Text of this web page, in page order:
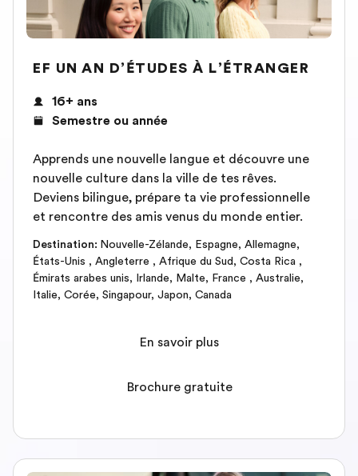
EF UN AN D’ÉTUDES À L’ÉTRANGER
16+ ans
Semestre ou année
Apprends une nouvelle langue et découvre une
nouvelle culture dans la ville de tes rêves.
Deviens bilingue, prépare ta vie professionnelle
et rencontre des amis venus du monde entier.
Destination: Nouvelle-Zélande, Espagne, Allemagne,
États-Unis , Angleterre , Afrique du Sud, Costa Rica ,
Émirats arabes unis, Irlande, Malte, France , Australie,
Italie, Corée, Singapour, Japon, Canada
En savoir plus
Brochure gratuite